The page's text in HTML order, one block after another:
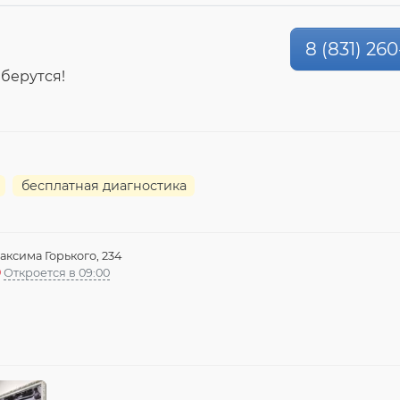
8 (831)
бесплатная диагностика
Горького, 234
Откроется в 09:00